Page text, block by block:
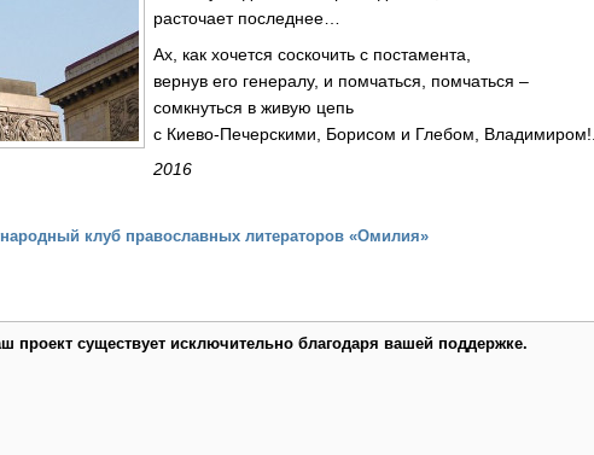
расточает последнее…
Ах, как хочется соскочить с постамента,
вернув его генералу, и помчаться, помчаться –
сомкнуться в живую цепь
с Киево-Печерскими, Борисом и Глебом, Владимиром!..
2016
клуб православных литераторов «Омилия»
проект существует исключительно благодаря вашей поддержке.